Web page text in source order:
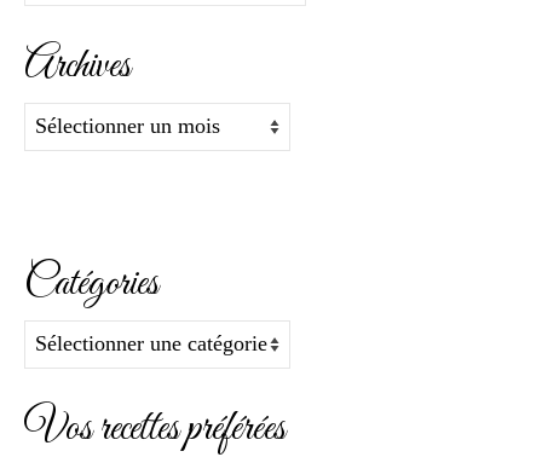
Archives
Archives
Catégories
Catégories
Vos recettes préférées